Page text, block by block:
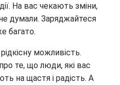
На вас чекають зміни,
не думали. Заряджайтеся
багато.
можливість.
те, що люди, які вас
на щастя і радість. А